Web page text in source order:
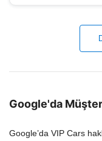
Google'da
Google’da VIP Cars